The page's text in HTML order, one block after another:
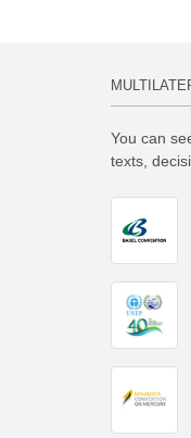
You can
texts,